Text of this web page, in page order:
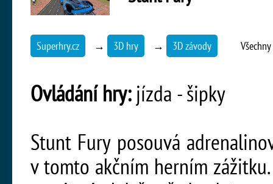
Superhry.cz → 3D hry → 3D závody
Ovládání hry:jízda - šipky
Stunt Fury posouvá
v tomto akčním herním